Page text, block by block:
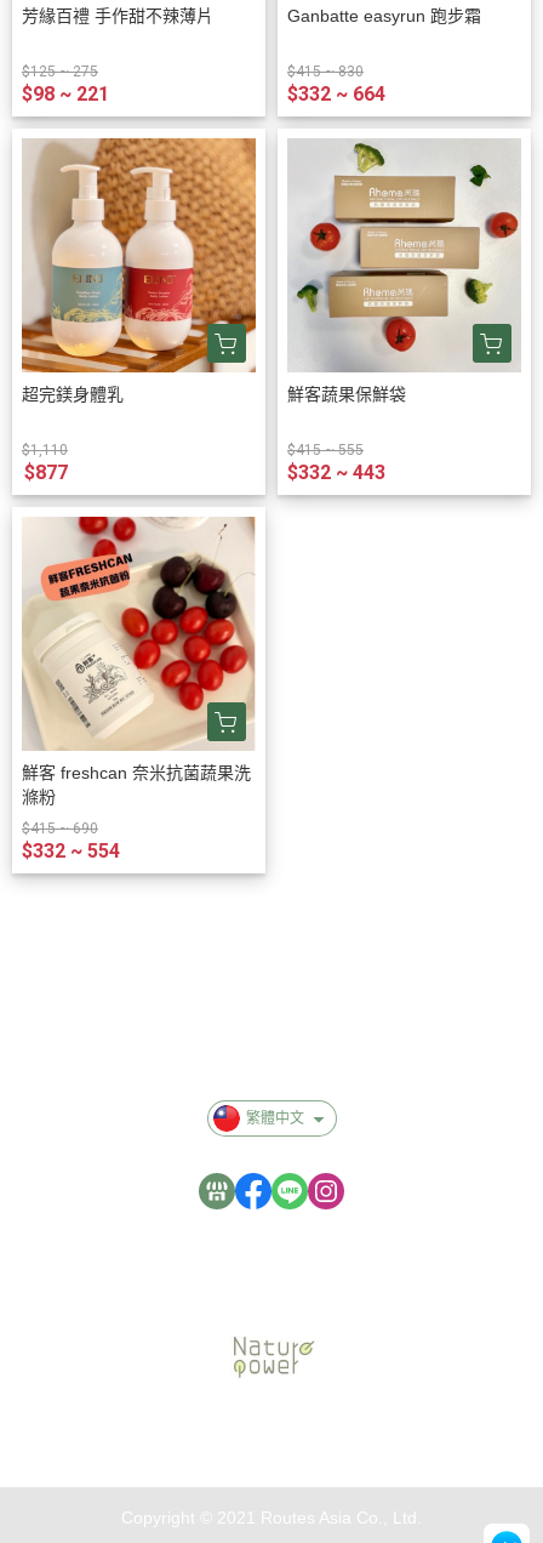
芳緣百禮 手作甜不辣薄片
$125 ~ 275
$98 ~ 221
Ganbatte easyrun 跑步霜
$415 ~ 830
$332 ~ 664
超完鎂身體乳
$1,110
$877
鮮客蔬果保鮮袋
$415 ~ 555
$332 ~ 443
鮮客 freshcan 奈米抗菌蔬果洗
滌粉
$415 ~ 690
$332 ~ 554
繁體中文
Copyright © 2021 Routes Asia Co., Ltd.